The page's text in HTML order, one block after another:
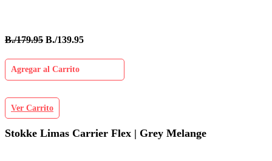
B./179.95 B./139.95
Agregar al Carrito
Ver Carrito
Stokke Limas Carrier Flex | Grey Melange